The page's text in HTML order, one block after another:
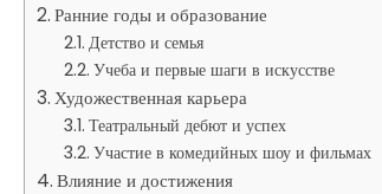
Ранние годы и образование
Детство и семья
Учеба и первые шаги в искусстве
Художественная карьера
Театральный дебют и успех
Участие в комедийных шоу и фильмах
Влияние и достижения